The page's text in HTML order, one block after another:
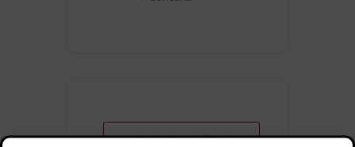
+ Afegir a Google Calendar